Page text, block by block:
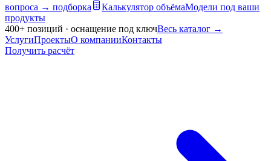
вопроса → подборка
Калькулятор объёмаМодели под ваши
продукты
400+ позиций · оснащение под ключВесь каталог →
УслугиПроектыО компанииКонтакты
Получить расчёт